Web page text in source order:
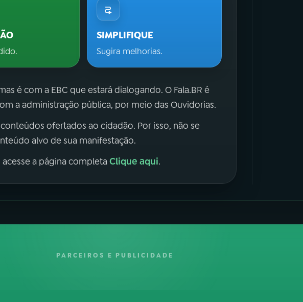
SIMPLIFIQUE
Sugira melhorias.
é com a EBC que estará dialogando. O Fala.BR é
a administração pública, por meio das Ouvidorias.
ofertados ao cidadão. Por isso, não se
alvo de sua manifestação.
a página completaClique aqui.
PARCEIROS E PUBLICIDADE